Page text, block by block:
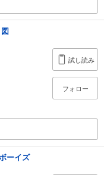
試し読み
フォロー
ーイズ